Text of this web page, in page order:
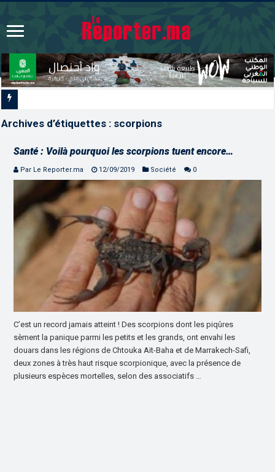
Archives d’étiquettes : scorpions
Santé : Voilà pourquoi les scorpions tuent encore…
Par Le Reporter.ma 12/09/2019 Société 0
C’est un record jamais atteint ! Des scorpions dont les piqûres
sèment la panique parmi les petits et les grands, ont envahi les
douars dans les régions de Chtouka Aït-Baha et de Marrakech-Safi,
deux zones à très haut risque scorpionique, avec la présence de
plusieurs espèces mortelles, selon des associatifs …